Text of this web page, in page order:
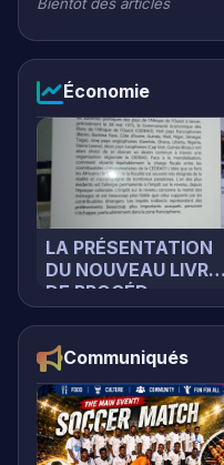
LA PRÉSENTATION
DU NOUVEAU LIVRE
DE PROCÉD…
Communiqués
Ceremonie de
Poredaka a New
Jersey